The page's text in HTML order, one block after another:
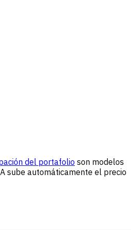
del portafolio son modelos
sube automáticamente el precio